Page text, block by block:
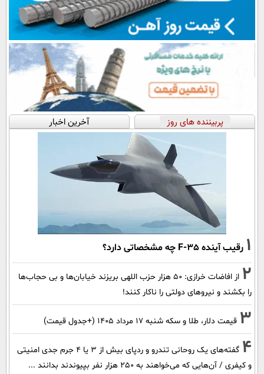
پربیننده های روز آخرین اخبار
1 رقیب آینده F-35 چه مشخصاتی دارد؟
2
از افاضات خرازی: ۵۰ هزار حزب اللهی بریزند خیابان‌ها و بی حجاب‌ها
را بکشند و نیرو‌های دولتی را ناکار کنند!
3 قیمت دلار، طلا و سکه شنبه ۱۷ مرداد ۱۴۰۵ (+جدول قیمت)
4
گفته‌های یک روحانی تندرو و ردپای بیش از ۳ یا ۴ جرم جدی امنیتی
و کیفری / آن‌هایی که می‌خواهند به ۲۵۰ هزار نفر بپیوندند بدانند ...